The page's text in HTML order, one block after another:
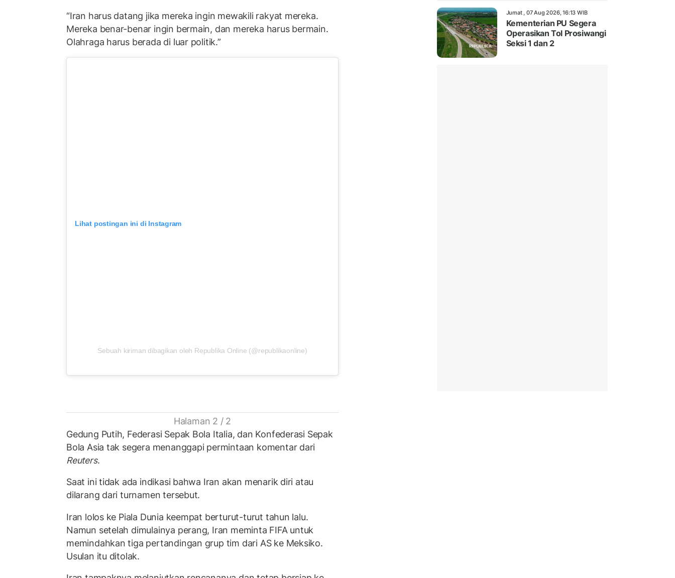
“Iran harus datang jika mereka ingin mewakili rakyat mereka.
Mereka benar-benar ingin bermain, dan mereka harus bermain.
Olahraga harus berada di luar politik.”
Lihat postingan ini di Instagram
Sebuah kiriman dibagikan oleh Republika Online (@republikaonline)
Halaman 2 / 2
Gedung Putih, Federasi Sepak Bola Italia, dan Konfederasi Sepak
Bola Asia tak segera menanggapi permintaan komentar dari
Reuters.
Saat ini tidak ada indikasi bahwa Iran akan menarik diri atau
dilarang dari turnamen tersebut.
Iran lolos ke Piala Dunia keempat berturut-turut tahun lalu.
Namun setelah dimulainya perang, Iran meminta FIFA untuk
memindahkan tiga pertandingan grup tim dari AS ke Meksiko.
Usulan itu ditolak.
Jumat , 07 Aug 2026, 16:13 WIB
Kementerian PU Segera
Operasikan Tol Prosiwangi
Seksi 1 dan 2